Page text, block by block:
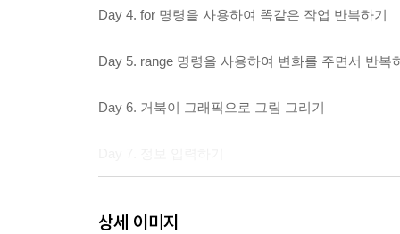
Day 4. for 명령을 사용하여 똑같은 작업 반복하기
Day 5. range 명령을 사용하여 변화를 주면서 반복
Day 6. 거북이 그래픽으로 그림 그리기
상세 이미지